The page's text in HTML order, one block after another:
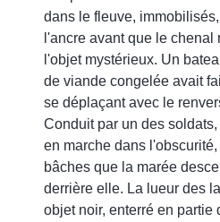
dans le fleuve,
l'ancre avant que le
l'objet mystérieux. Un
de viande congelée avait
se déplaçant avec le
Conduit par un des
en marche dans
bâches que la marée
derrière elle. La lueur des
objet noir, enterré en partie